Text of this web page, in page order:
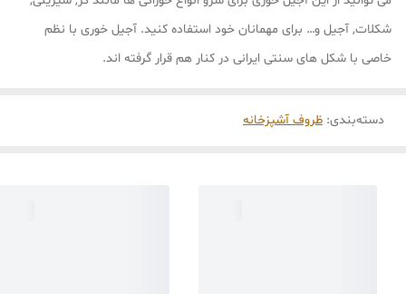
شکلات, آجیل و… برای مهمانان خود استفاده کنید. آجیل خوری با نظم
خاصی با شکل های سنتی ایرانی در کنار هم قرار گرفته اند.
دسته‌بندی: ظروف آشپزخانه